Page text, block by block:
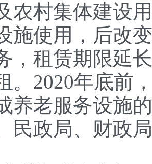
农村集体建设
施使用，后改
，租赁期限延
。2020年底前
养老服务设施
民政局、财政